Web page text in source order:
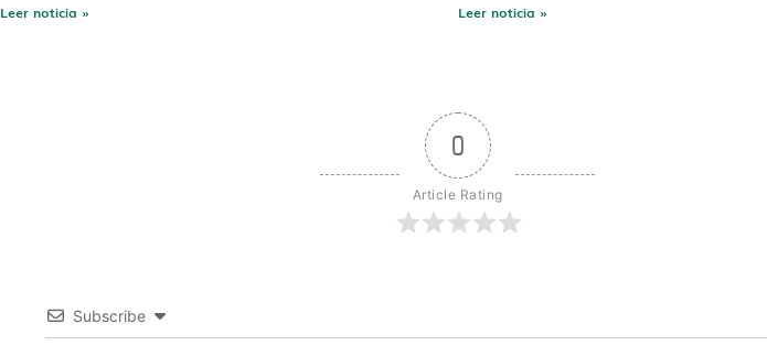
Leer noticia » Leer noticia »
0
Article Rating
Subscribe